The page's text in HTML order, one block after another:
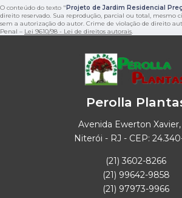
O conteúdo do texto "Projeto de Jardim Residencial
direito reservado. Sua reprodução, parcial ou total, mesmo
sem a autorização do autor. Crime de violação de direito
Penal – Lei 9610/98 - Lei de direitos autorais.
Perolla
Avenida Ewerton
Niterói - RJ - CEP:
(21) 3602-8266
(21) 99642-9858
(21) 97973-9966